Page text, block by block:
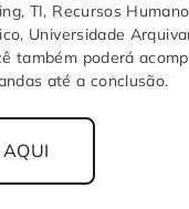
TI, Recursos
Universidade
também poderá
até a conclusão.
AQUI